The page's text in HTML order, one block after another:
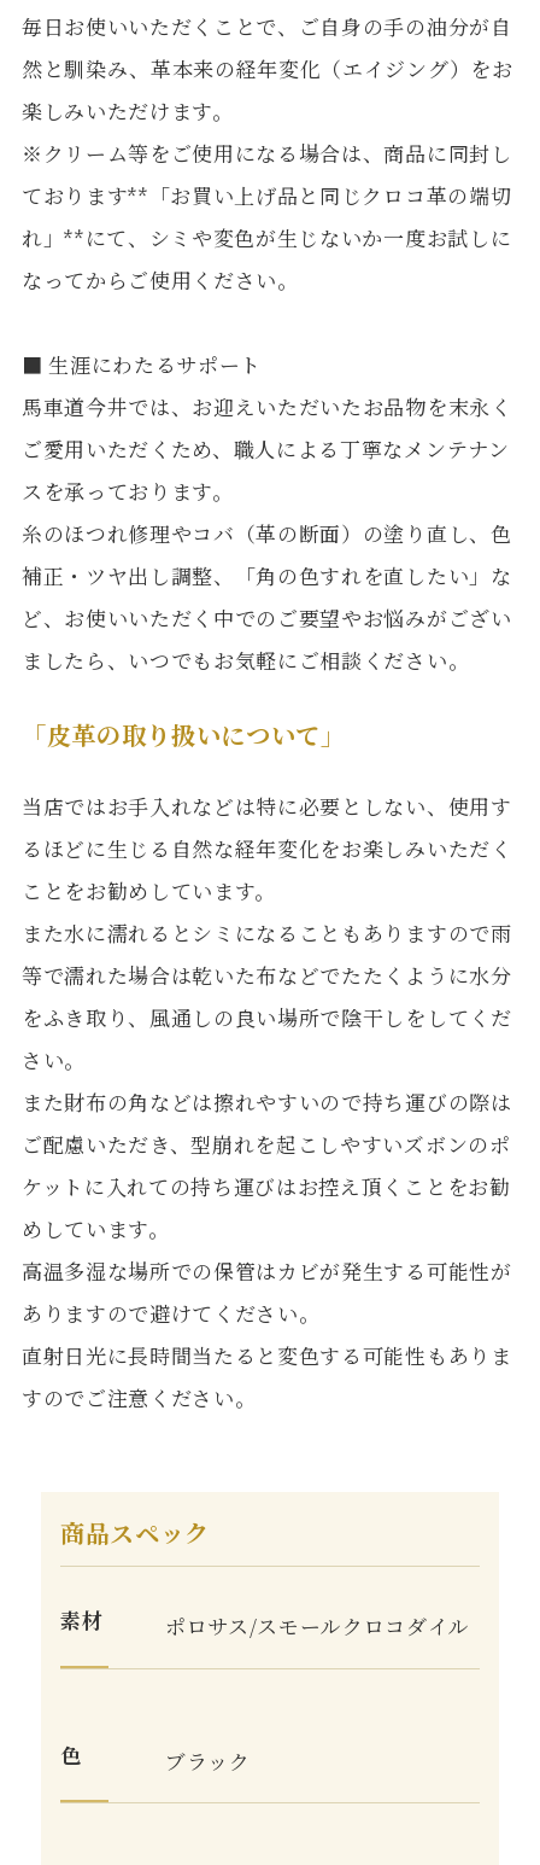
毎日お使いいただくことで、ご自身の手の油分が自
然と馴染み、革本来の経年変化（エイジング）をお
楽しみいただけます。
※クリーム等をご使用になる場合は、商品に同封し
ております**「お買い上げ品と同じクロコ革の端切
れ」**にて、シミや変色が生じないか一度お試しに
なってからご使用ください。
■ 生涯にわたるサポート
馬車道今井では、お迎えいただいたお品物を末永く
ご愛用いただくため、職人による丁寧なメンテナン
スを承っております。
糸のほつれ修理やコバ（革の断面）の塗り直し、色
補正・ツヤ出し調整、「角の色すれを直したい」な
ど、お使いいただく中でのご要望やお悩みがござい
ましたら、いつでもお気軽にご相談ください。
「皮革の取り扱いについて」
当店ではお手入れなどは特に必要としない、使用す
るほどに生じる自然な経年変化をお楽しみいただく
ことをお勧めしています。
また水に濡れるとシミになることもありますので雨
等で濡れた場合は乾いた布などでたたくように水分
をふき取り、風通しの良い場所で陰干しをしてくだ
さい。
また財布の角などは擦れやすいので持ち運びの際は
ご配慮いただき、型崩れを起こしやすいズボンのポ
ケットに入れての持ち運びはお控え頂くことをお勧
めしています。
高温多湿な場所での保管はカビが発生する可能性が
ありますので避けてください。
直射日光に長時間当たると変色する可能性もありま
すのでご注意ください。
商品スペック
素材 ポロサス/スモールクロコダイル
色 ブラック